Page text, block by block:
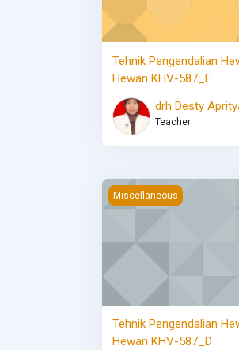
Tehnik Pengendalian
Hewan KHV-587_E
drh Desty
Teacher
Tehnik Pengendalian
Miscellaneous
Tehnik Pengendalian
Hewan KHV-587_D